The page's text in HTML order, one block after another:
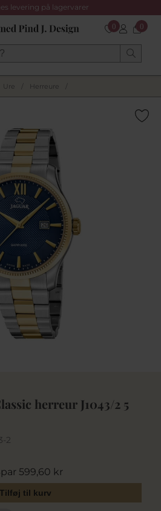
levering på lagervarer
0 0
Ure Herreure
herreur J1043/2 5
2
599,60 kr
Tilføj til kurv